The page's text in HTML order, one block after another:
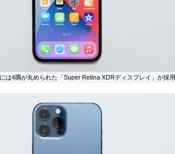
は4隅が丸められた「Super Retina XDRディスプレイ」が採用